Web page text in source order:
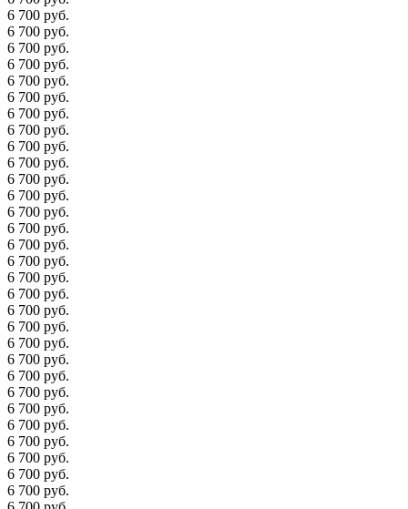
6 700 руб.
6 700 руб.
6 700 руб.
6 700 руб.
6 700 руб.
6 700 руб.
6 700 руб.
6 700 руб.
6 700 руб.
6 700 руб.
6 700 руб.
6 700 руб.
6 700 руб.
6 700 руб.
6 700 руб.
6 700 руб.
6 700 руб.
6 700 руб.
6 700 руб.
6 700 руб.
6 700 руб.
6 700 руб.
6 700 руб.
6 700 руб.
6 700 руб.
6 700 руб.
6 700 руб.
6 700 руб.
6 700 руб.
6 700 руб.